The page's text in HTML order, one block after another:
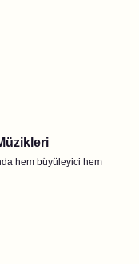
hem büyüleyici hem